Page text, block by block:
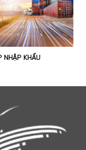
NHẬP KHẨU